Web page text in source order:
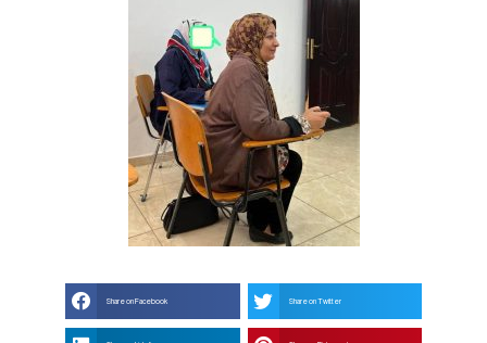
Share on Facebook Share on Twitter